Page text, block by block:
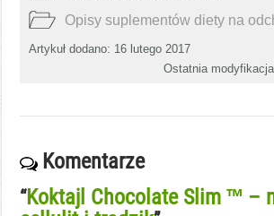
Opisy suplementów diety na
Artykuł dodano: 16 lutego 2017
Ostatnia
Komentarze
“Koktajl Chocolate Slim ™ –